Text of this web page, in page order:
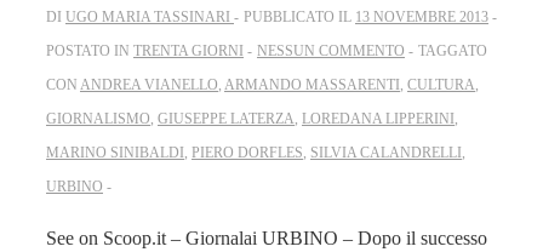
DI UGO MARIA TASSINARI PUBBLICATO IL 13 NOVEMBRE 2013
POSTATO IN TRENTA GIORNI NESSUN COMMENTO
TAGGATO
CON ANDREA VIANELLO, ARMANDO MASSARENTI , CULTURA,
GIORNALISMO, GIUSEPPE LATERZA, LOREDANA LIPPERINI ,
MARINO SINIBALDI , PIERO DORFLES, SILVIA CALANDRELLI ,
URBINO
See on Scoop.it – Giornalai URBINO – Dopo il successo